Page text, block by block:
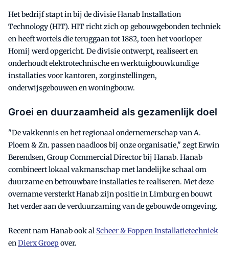
Het bedrijf stapt in bij de divisie Hanab Installation
Technology (HIT). HIT richt zich op gebouwgebonden techniek
en heeft wortels die teruggaan tot 1882, toen het voorloper
Homij werd opgericht. De divisie ontwerpt, realiseert en
onderhoudt elektrotechnische en werktuigbouwkundige
installaties voor kantoren, zorginstellingen,
onderwijsgebouwen en woningbouw.
Groei en duurzaamheid als gezamenlijk doel
"De vakkennis en het regionaal ondernemerschap van A.
Ploem & Zn. passen naadloos bij onze organisatie," zegt Erwin
Berendsen, Group Commercial Director bij Hanab. Hanab
combineert lokaal vakmanschap met landelijke schaal om
duurzame en betrouwbare installaties te realiseren. Met deze
overname versterkt Hanab zijn positie in Limburg en bouwt
het verder aan de verduurzaming van de gebouwde omgeving.
Recent nam Hanab ook al Scheer & Foppen Installatietechniek
enDierx Groep over.